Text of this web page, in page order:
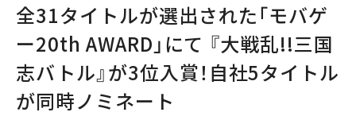
全31タイトルが選出された「モバゲ
ー20th AWARD」にて 『大戦乱!!三国
志バトル』が3位入賞！自社5タイトル
が同時ノミネート